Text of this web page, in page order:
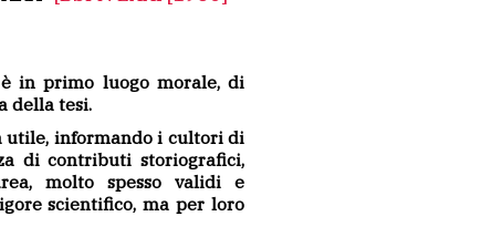
in primo luogo morale, di
della tesi.
utile, informando i cultori di
di contributi storiografici,
molto spesso validi e
scientifico, ma per loro